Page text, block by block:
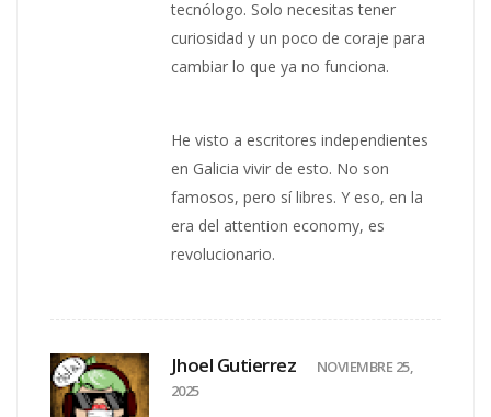
tecnólogo. Solo necesitas tener
curiosidad y un poco de coraje para
cambiar lo que ya no funciona.
He visto a escritores independientes
en Galicia vivir de esto. No son
famosos, pero sí libres. Y eso, en la
era del attention economy, es
revolucionario.
Jhoel Gutierrez
NOVIEMBRE 25,
2025